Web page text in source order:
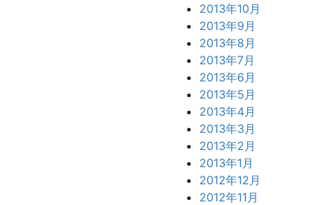
2013年10月
2013年9月
2013年8月
2013年7月
2013年6月
2013年5月
2013年4月
2013年3月
2013年2月
2013年1月
2012年12月
2012年11月